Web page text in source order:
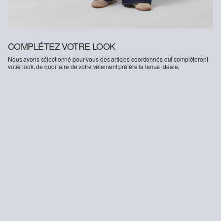
COMPLÉTEZ VOTRE LOOK
Nous avons sélectionné pour vous des articles coordonnés qui complèteront
votre look, de quoi faire de votre vêtement préféré la tenue idéale.